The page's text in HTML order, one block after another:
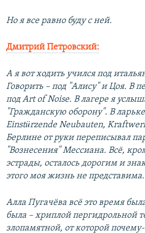
Но я все равно буду с ней.
Дмитрий Петровский:
А я вот ходить учился под
Говорить – под "Алису" и Цоя. В
под Art of Noise. В лагере я
"Гражданскую оборону". В
Einstürzende Neubauten,
Берлине от руки переписывал
"Вознесения" Мессиана. Всё,
эстрады, осталось дорогим и
этого моя жизнь не представима.
Алла Пугачёва всё это время
была – хриплой пергидрольной
злопамятной, от которой почему-